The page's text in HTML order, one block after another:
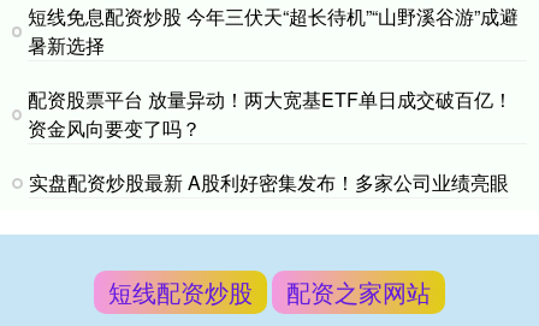
短线免息配资炒股 今年三伏天“超长待机”“山野溪谷游”成避
暑新选择
配资股票平台 放量异动！两大宽基ETF单日成交破百亿！
资金风向要变了吗？
实盘配资炒股最新 A股利好密集发布！多家公司业绩亮眼
短线配资炒股 配资之家网站